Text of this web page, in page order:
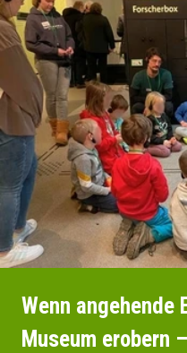
Wenn angehende
Museum erobern